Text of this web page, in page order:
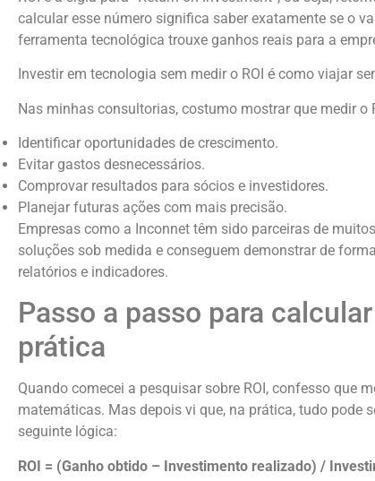
calcular esse número significa saber exatamente se o
ferramenta tecnológica trouxe ganhos reais para a
Investir em tecnologia sem medir o ROI é como viajar
Nas minhas consultorias, costumo mostrar que medir o
Identificar oportunidades de crescimento.
Evitar gastos desnecessários.
Comprovar resultados para sócios e investidores.
Planejar futuras ações com mais precisão.
Empresas como a Inconnet têm sido parceiras de
soluções sob medida e conseguem demonstrar de
relatórios e indicadores.
Passo a passo para
prática
Quando comecei a pesquisar sobre ROI, confesso que
matemáticas. Mas depois vi que, na prática, tudo pode
seguinte lógica:
ROI = (Ganho obtido – Investimento realizado) /